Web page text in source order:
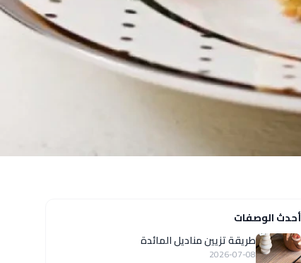
أحدث الوصفات
طريقة تزيين مناديل المائدة
2026-07-08